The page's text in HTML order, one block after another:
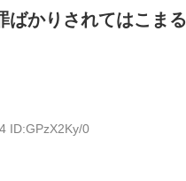
ばかりされてはこまる
ID:GPzX2Ky/0